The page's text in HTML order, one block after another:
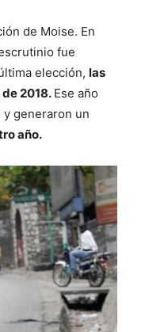
de Moise. En
fue
elección, las
2018. Ese año
generaron un
año.